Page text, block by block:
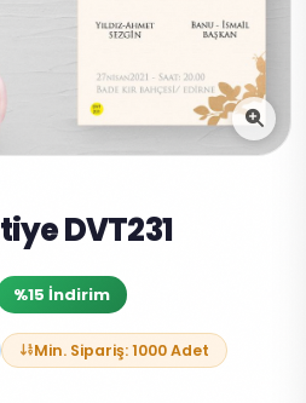
DVT231
%15 İndirim
Min. Sipariş: 1000 Adet